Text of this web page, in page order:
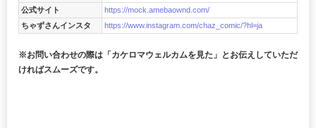
公式サイト
https://mock.amebaownd.com/
ちゃずさんインスタ
https://www.instagram.com/chaz_comic/?hl=ja
※お問い合わせの際は「カケロマウェルカムを見た」とお伝えしていただ
ければスムーズです。